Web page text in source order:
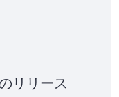
リリース